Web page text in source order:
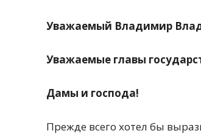
Уважаемый Владимир
Уважаемые главы
Дамы и господа!
Прежде всего хотел бы